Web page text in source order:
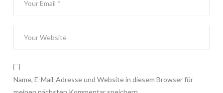
Name, E-Mail-Adresse und Website in diesem Browser für